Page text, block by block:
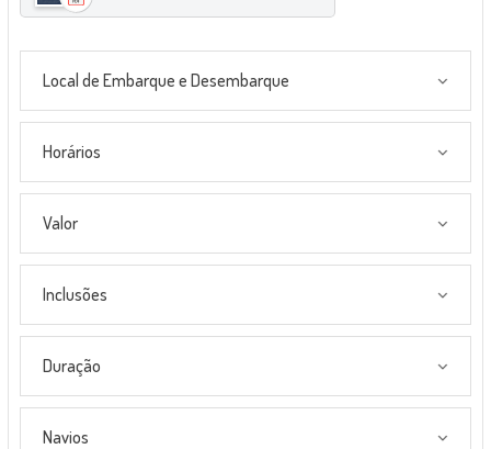
Local de Embarque e Desembarque
Horários
Valor
Inclusões
Duração
Navios